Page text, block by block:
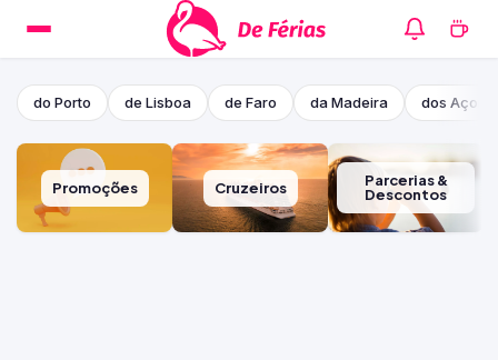
do Porto de Lisboa de Faro da Madeira dos
Promoções Cruzeiros
Parcerias &
Descontos